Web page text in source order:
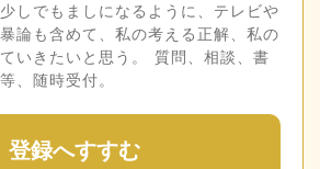
しでもましになるように、テレビや
論も含めて、私の考える正解、私の
いきたいと思う。 質問、相談、書
、随時受付。
登録へすすむ